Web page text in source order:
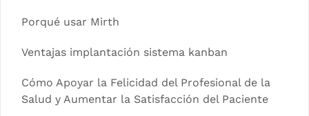
Porqué usar Mirth
Ventajas implantación sistema kanban
Cómo Apoyar la Felicidad del Profesional de la
Salud y Aumentar la Satisfacción del Paciente